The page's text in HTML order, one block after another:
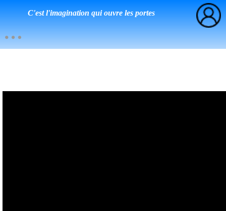
C'est l'imagination qui ouvre les portes